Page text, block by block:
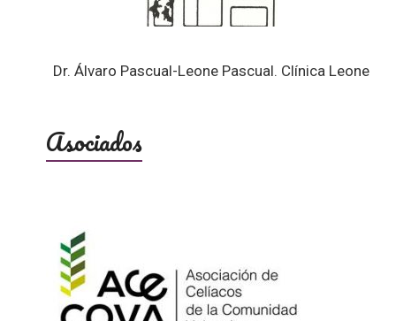
Dr. Álvaro Pascual-Leone Pascual. Clínica Leone
Asociados